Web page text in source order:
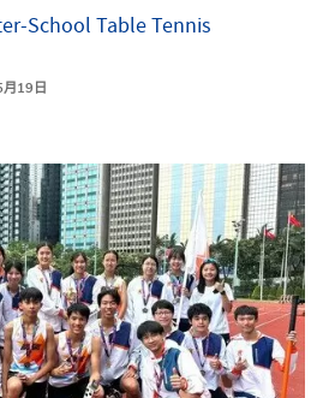
School Table Tennis
19日